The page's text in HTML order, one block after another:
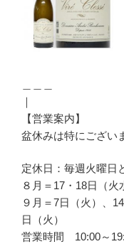
｜
【営業案内】
盆休みは特にござい
定休日：毎週火曜日
８月＝17・18日（火
９月＝7日（火）、
日（火）
営業時間 10:00～